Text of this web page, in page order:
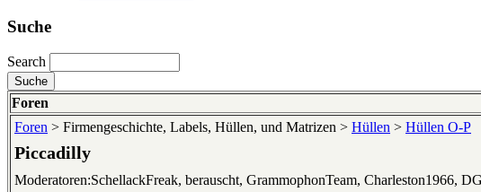
Suche
Search
Foren
Foren > Firmengeschichte, Labels, Hüllen, und Matrizen > Hüllen > Hüllen O-P
Piccadilly
Moderatoren:SchellackFreak, berauscht, GrammophonTeam, Charleston1966,